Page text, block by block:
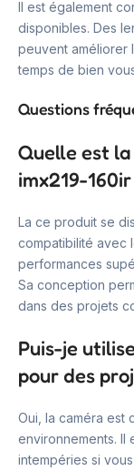
Il est également
disponibles. Des
peuvent améliorer
temps de bien
Questions
Quelle est
imx219-
La ce produit se
compatibilité avec
performances
Sa conception
dans des projets
Puis-je
pour des
Oui, la caméra est
environnements. Il
intempéries si